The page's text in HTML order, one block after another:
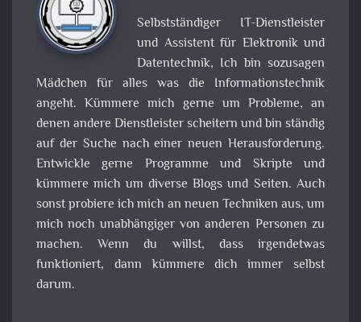
Selbstständiger IT-Dienstleister
und Assistent für Elektronik und
Datentechnik, Ich bin sozusagen
Mädchen für alles was die Informationstechnik
angeht. Kümmere mich gerne um Probleme, an
denen andere Dienstleister scheitern und bin ständig
auf der Suche nach einer neuen Herausforderung.
Entwickle gerne Programme und Skripte und
kümmere mich um diverse Blogs und Seiten. Auch
sonst probiere ich mich an neuen Techniken aus, um
mich noch unabhängiger von anderen Personen zu
machen. Wenn du willst, dass irgendetwas
funktioniert, dann kümmere dich immer selbst
darum.